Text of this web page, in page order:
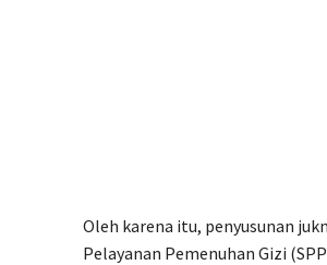
Oleh karena itu, penyusunan
Pelayanan Pemenuhan Gizi